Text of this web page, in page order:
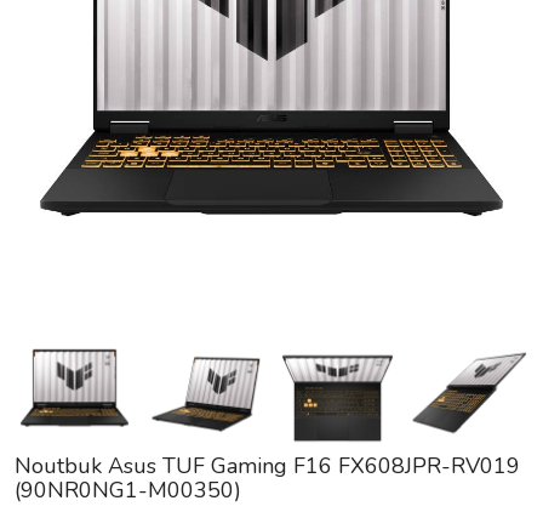
Noutbuk Asus TUF Gaming F16 FX608JPR-RV019
(90NR0NG1-M00350)